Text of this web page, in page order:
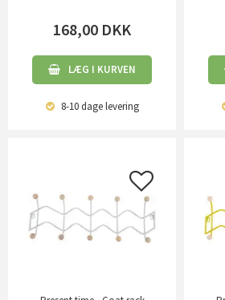
168,00 DKK
LÆG I KURVEN
8-10 dagelevering